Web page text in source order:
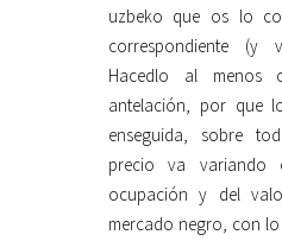
uzbeko que os lo
correspondiente (y
Hacedlo al menos
antelación, por que
enseguida, sobre
precio va
ocupación y del
mercado negro, con